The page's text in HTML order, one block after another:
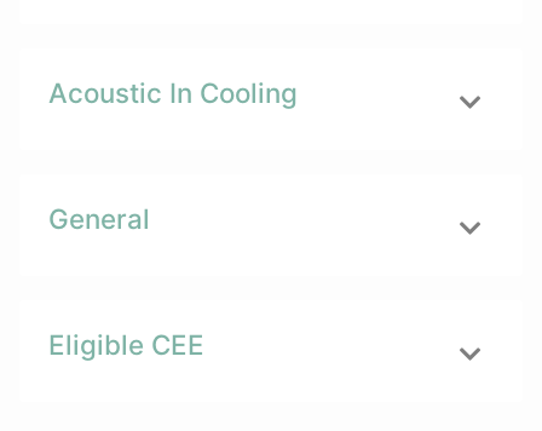
Acoustic In Cooling
General
Eligible CEE